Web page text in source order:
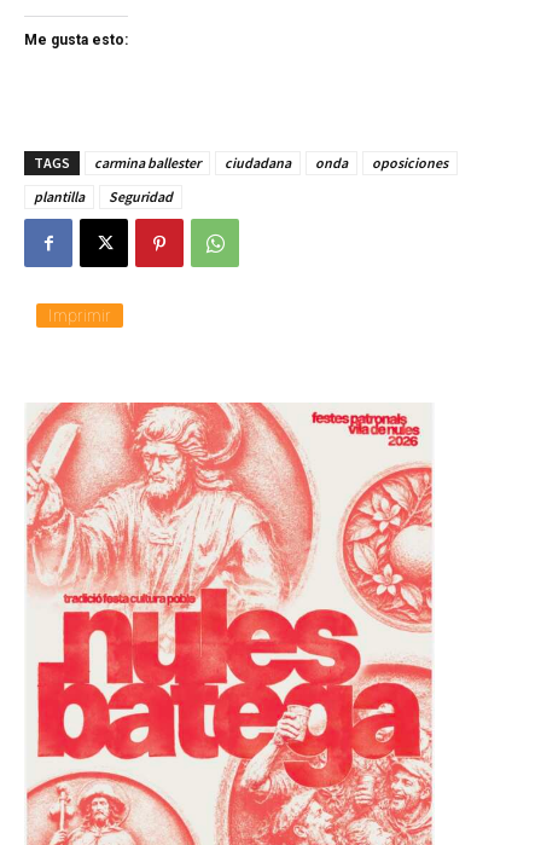
Me gusta esto:
TAGS carmina ballester ciudadana onda
oposiciones
plantilla
Seguridad
Imprimir